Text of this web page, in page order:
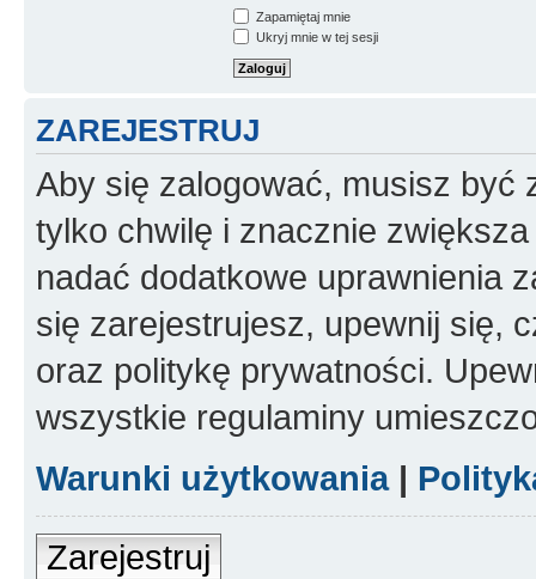
Zapamiętaj mnie
Ukryj mnie w tej sesji
ZAREJESTRUJ
Aby się zalogować, musisz być
tylko chwilę i znacznie
nadać dodatkowe uprawnienia
się zarejestrujesz, upewnij się,
oraz politykę prywatności.
wszystkie regulaminy
Warunki użytkowania|
Zarejestruj